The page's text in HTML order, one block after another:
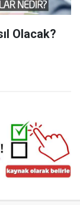
Olacak?